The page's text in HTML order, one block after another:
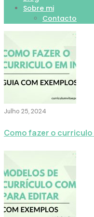
Sobre mi
Contacto
Julho 25, 2024
Como fazer o curriculo